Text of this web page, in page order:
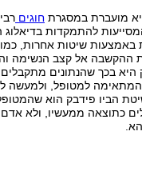
מועברת במסגרת חוגים
להתמקדות בדיאלוג
באמצעות שיטות אחרות,
ההקשבה אל קצב הנשימה
היא בכך שהנתונים
המתאימה למטופל, ולמעשה
הביו פידבק הוא
כתוצאה ממעשיו, ולא אדם